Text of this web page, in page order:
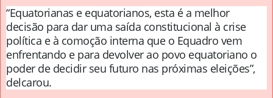
“Equatorianas e equatorianos, esta é a melhor
decisão para dar uma saída constitucional à crise
política e à comoção interna que o Equadro vem
enfrentando e para devolver ao povo equatoriano o
poder de decidir seu futuro nas próximas eleições”,
delcarou.